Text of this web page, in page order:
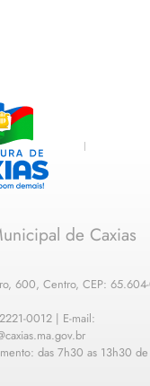
de Caxias
600, Centro, CEP:
0012 | E-mail:
das 7h30 as 13h30